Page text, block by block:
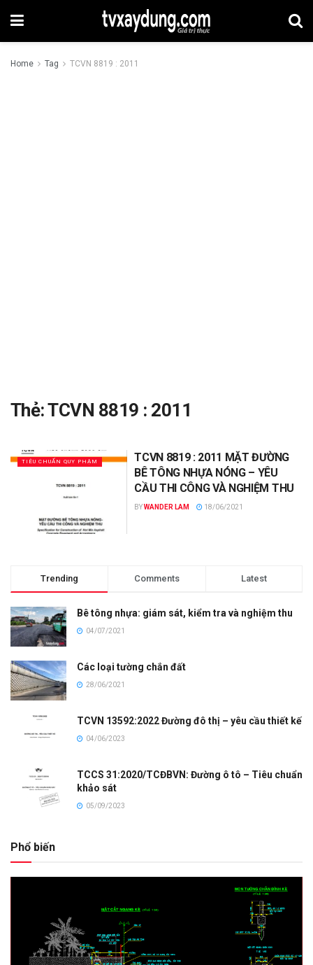
Home Tag TCVN 8819 : 2011
Thẻ:TCVN 8819 : 2011
TIÊU CHUẨN QUY PHẠM
TCVN 8819 : 2011 MẶT ĐƯỜNG
BÊ TÔNG NHỰA NÓNG – YÊU
CẦU THI CÔNG VÀ NGHIỆM THU
BYWANDER LAM 18/06/2021
Trending Comments Latest
Bê tông nhựa: giám sát, kiểm tra và nghiệm thu
04/07/2021
Các loại tường chắn đất
28/06/2021
TCVN 13592:2022 Đường đô thị – yêu cầu thiết kế
04/06/2023
TCCS 31:2020/TCĐBVN: Đường ô tô – Tiêu chuẩn
khảo sát
05/09/2023
Phổ biến